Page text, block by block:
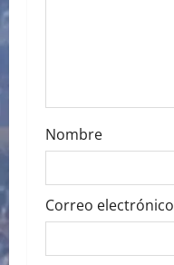
Nombre
Correo electrónico